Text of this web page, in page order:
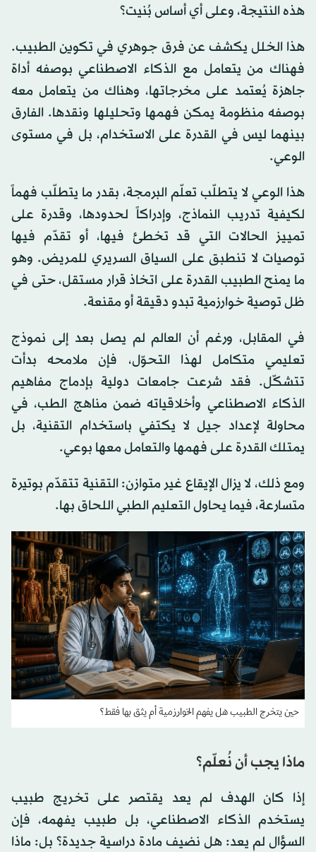
هذه النتيجة، وعلى أي أساس بُنيت؟
هذا الخلل يكشف عن فرق جوهري في تكوين الطبيب.
فهناك من يتعامل مع الذكاء الاصطناعي بوصفه أداة
جاهزة يُعتمد على مخرجاتها، وهناك من يتعامل معه
بوصفه منظومة يمكن فهمها وتحليلها ونقدها. الفارق
بينهما ليس في القدرة على الاستخدام، بل في مستوى
الوعي.
هذا الوعي لا يتطلّب تعلّم البرمجة، بقدر ما يتطلّب فهماً
لكيفية تدريب النماذج، وإدراكاً لحدودها، وقدرة على
تمييز الحالات التي قد تخطئ فيها، أو تقدّم فيها
توصيات لا تنطبق على السياق السريري للمريض. وهو
ما يمنح الطبيب القدرة على اتخاذ قرار مستقل، حتى في
ظل توصية خوارزمية تبدو دقيقة أو مقنعة.
في المقابل، ورغم أن العالم لم يصل بعد إلى نموذج
تعليمي متكامل لهذا التحوّل، فإن ملامحه بدأت
تتشكّل. فقد شرعت جامعات دولية بإدماج مفاهيم
الذكاء الاصطناعي وأخلاقياته ضمن مناهج الطب، في
محاولة لإعداد جيل لا يكتفي باستخدام التقنية، بل
يمتلك القدرة على فهمها والتعامل معها بوعي.
ومع ذلك، لا يزال الإيقاع غير متوازن: التقنية تتقدّم بوتيرة
متسارعة، فيما يحاول التعليم الطبي اللحاق بها.
حين يتخرج الطبيب هل يفهم الخوارزمية أم يثق بها فقط؟
ماذا يجب أن نُعلّم؟
إذا كان الهدف لم يعد يقتصر على تخريج طبيب
يستخدم الذكاء الاصطناعي، بل طبيب يفهمه، فإن
السؤال لم يعد: هل نضيف مادة دراسية جديدة؟ بل: ماذا